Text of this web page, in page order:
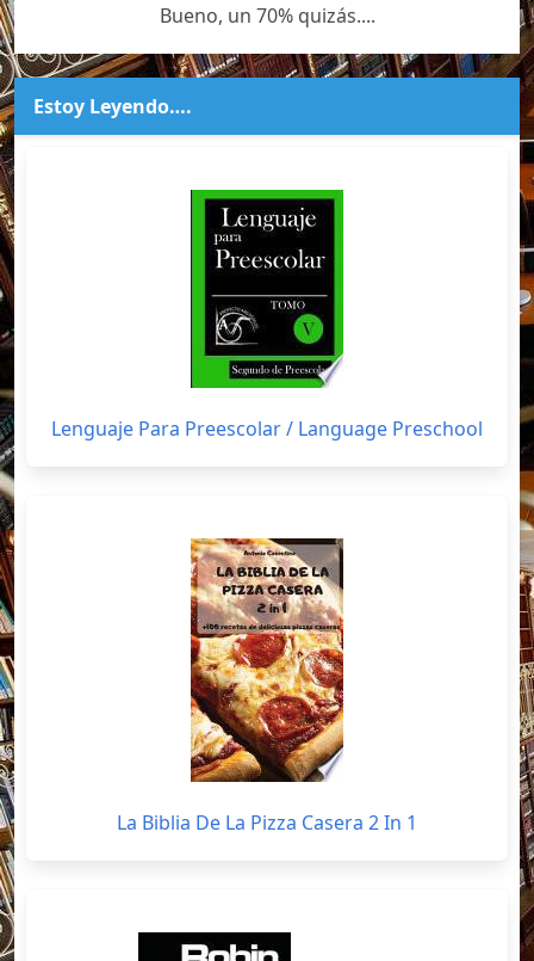
Bueno, un 70% quizás....
Estoy Leyendo….
Lenguaje Para Preescolar / Language Preschool
La Biblia De La Pizza Casera 2 In 1